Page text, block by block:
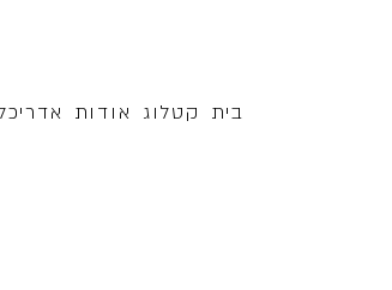
בית קטלוג אודות